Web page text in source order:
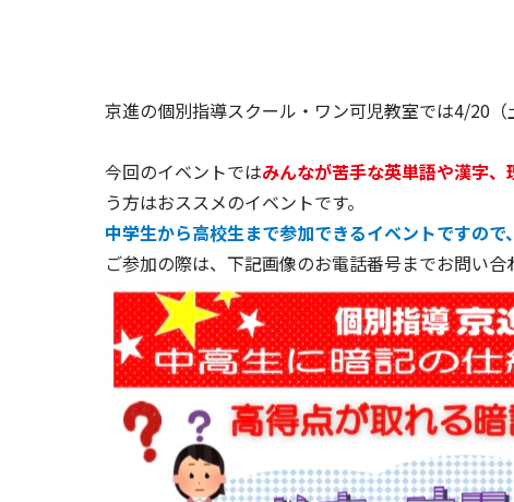
京進の個別指導スクール・ワン可児教室では4/20
今回のイベントではみんなが苦手な英単語や漢字
う方はおススメのイベントです。
中学生から高校生まで参加できるイベントですの
ご参加の際は、下記画像のお電話番号までお問い合